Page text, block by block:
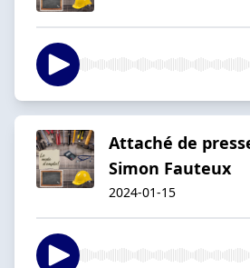
Attaché de
Simon Fauteux
2024-01-15